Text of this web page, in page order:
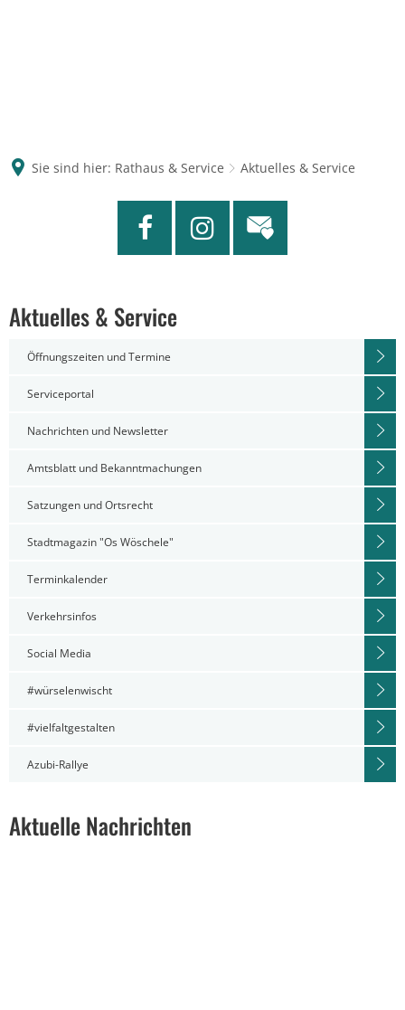
Sie sind hier: Rathaus & Service Aktuelles & Service
Aktuelles & Service
Öffnungszeiten und Termine
Serviceportal
Nachrichten und Newsletter
Amtsblatt und Bekanntmachungen
Satzungen und Ortsrecht
Stadtmagazin "Os Wöschele"
Terminkalender
Verkehrsinfos
Social Media
#würselenwischt
#vielfaltgestalten
Azubi-Rallye
Aktuelle Nachrichten